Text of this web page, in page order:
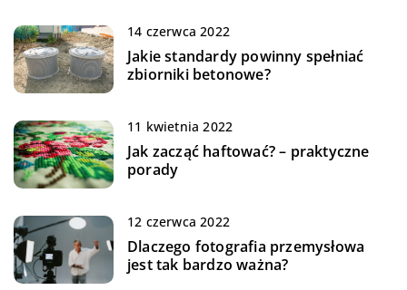
14 czerwca 2022
Jakie standardy powinny spełniać
zbiorniki betonowe?
11 kwietnia 2022
Jak zacząć haftować? – praktyczne
porady
12 czerwca 2022
Dlaczego fotografia przemysłowa
jest tak bardzo ważna?